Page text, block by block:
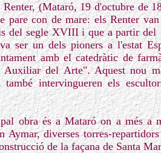
Renter, (Mataró, 19 d'octubre de
pare con de mare: els Renter
del segle XVIII i que a partir del
ser un dels pioners a l'estat
amb el catedràtic de
Auxiliar del Arte". Aquest nou
també intervingueren els
obra és a Mataró on a més a
Aymar, diverses torres-
de la façana de Santa